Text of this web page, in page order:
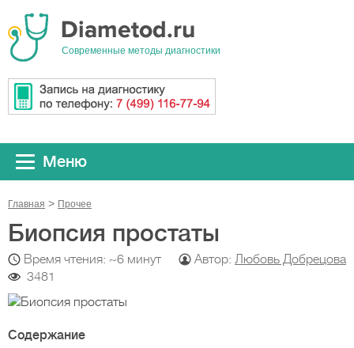
Cовременные методы диагностики
Меню
Главная Прочeе
Биопсия простаты
Время чтения: ~6 минут Автор: Любовь Добрецова
3481
Содержание